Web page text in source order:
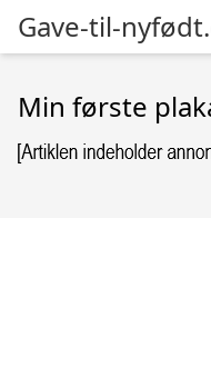
Gave-til-
Min første